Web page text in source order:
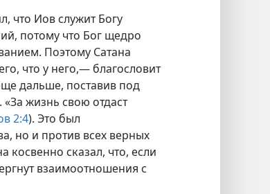
что Иов служит Богу
потому что Бог щедро
Поэтому Сатана
что у него,— благословит
дальше, поставив под
жизнь свою отдаст
2:4). Это был
но и против всех верных
косвенно сказал, что, если
взаимоотношения с